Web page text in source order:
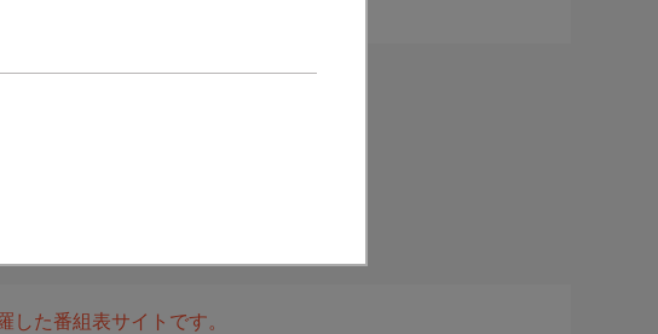
した番組表サイトです。